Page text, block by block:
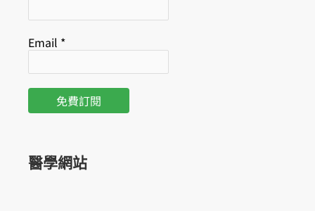
Email *
醫學網站